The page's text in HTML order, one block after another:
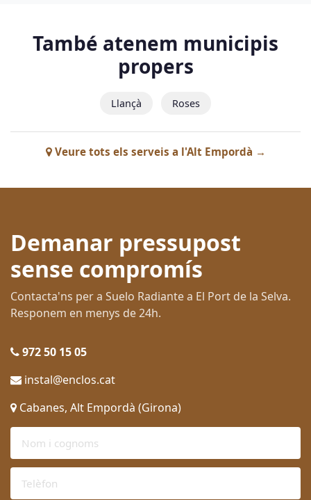
També atenem municipis
propers
Llançà Roses
Veure tots els serveis a l'Alt Empordà →
Demanar pressupost
sense compromís
Contacta'ns per a Suelo Radiante a El Port de la Selva.
Responem en menys de 24h.
972 50 15 05
instal@enclos.cat
Cabanes, Alt Empordà (Girona)